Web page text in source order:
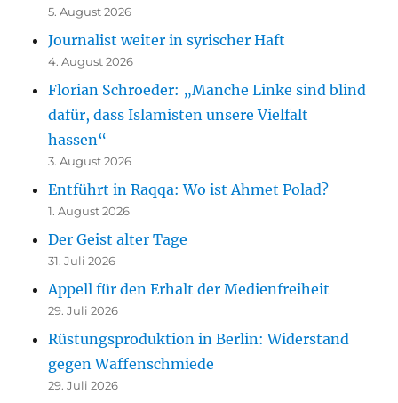
5. August 2026
Journalist weiter in syrischer Haft
4. August 2026
Florian Schroeder: „Manche Linke sind blind
dafür, dass Islamisten unsere Vielfalt
hassen“
3. August 2026
Entführt in Raqqa: Wo ist Ahmet Polad?
1. August 2026
Der Geist alter Tage
31. Juli 2026
Appell für den Erhalt der Medienfreiheit
29. Juli 2026
Rüstungsproduktion in Berlin: Widerstand
gegen Waffenschmiede
29. Juli 2026